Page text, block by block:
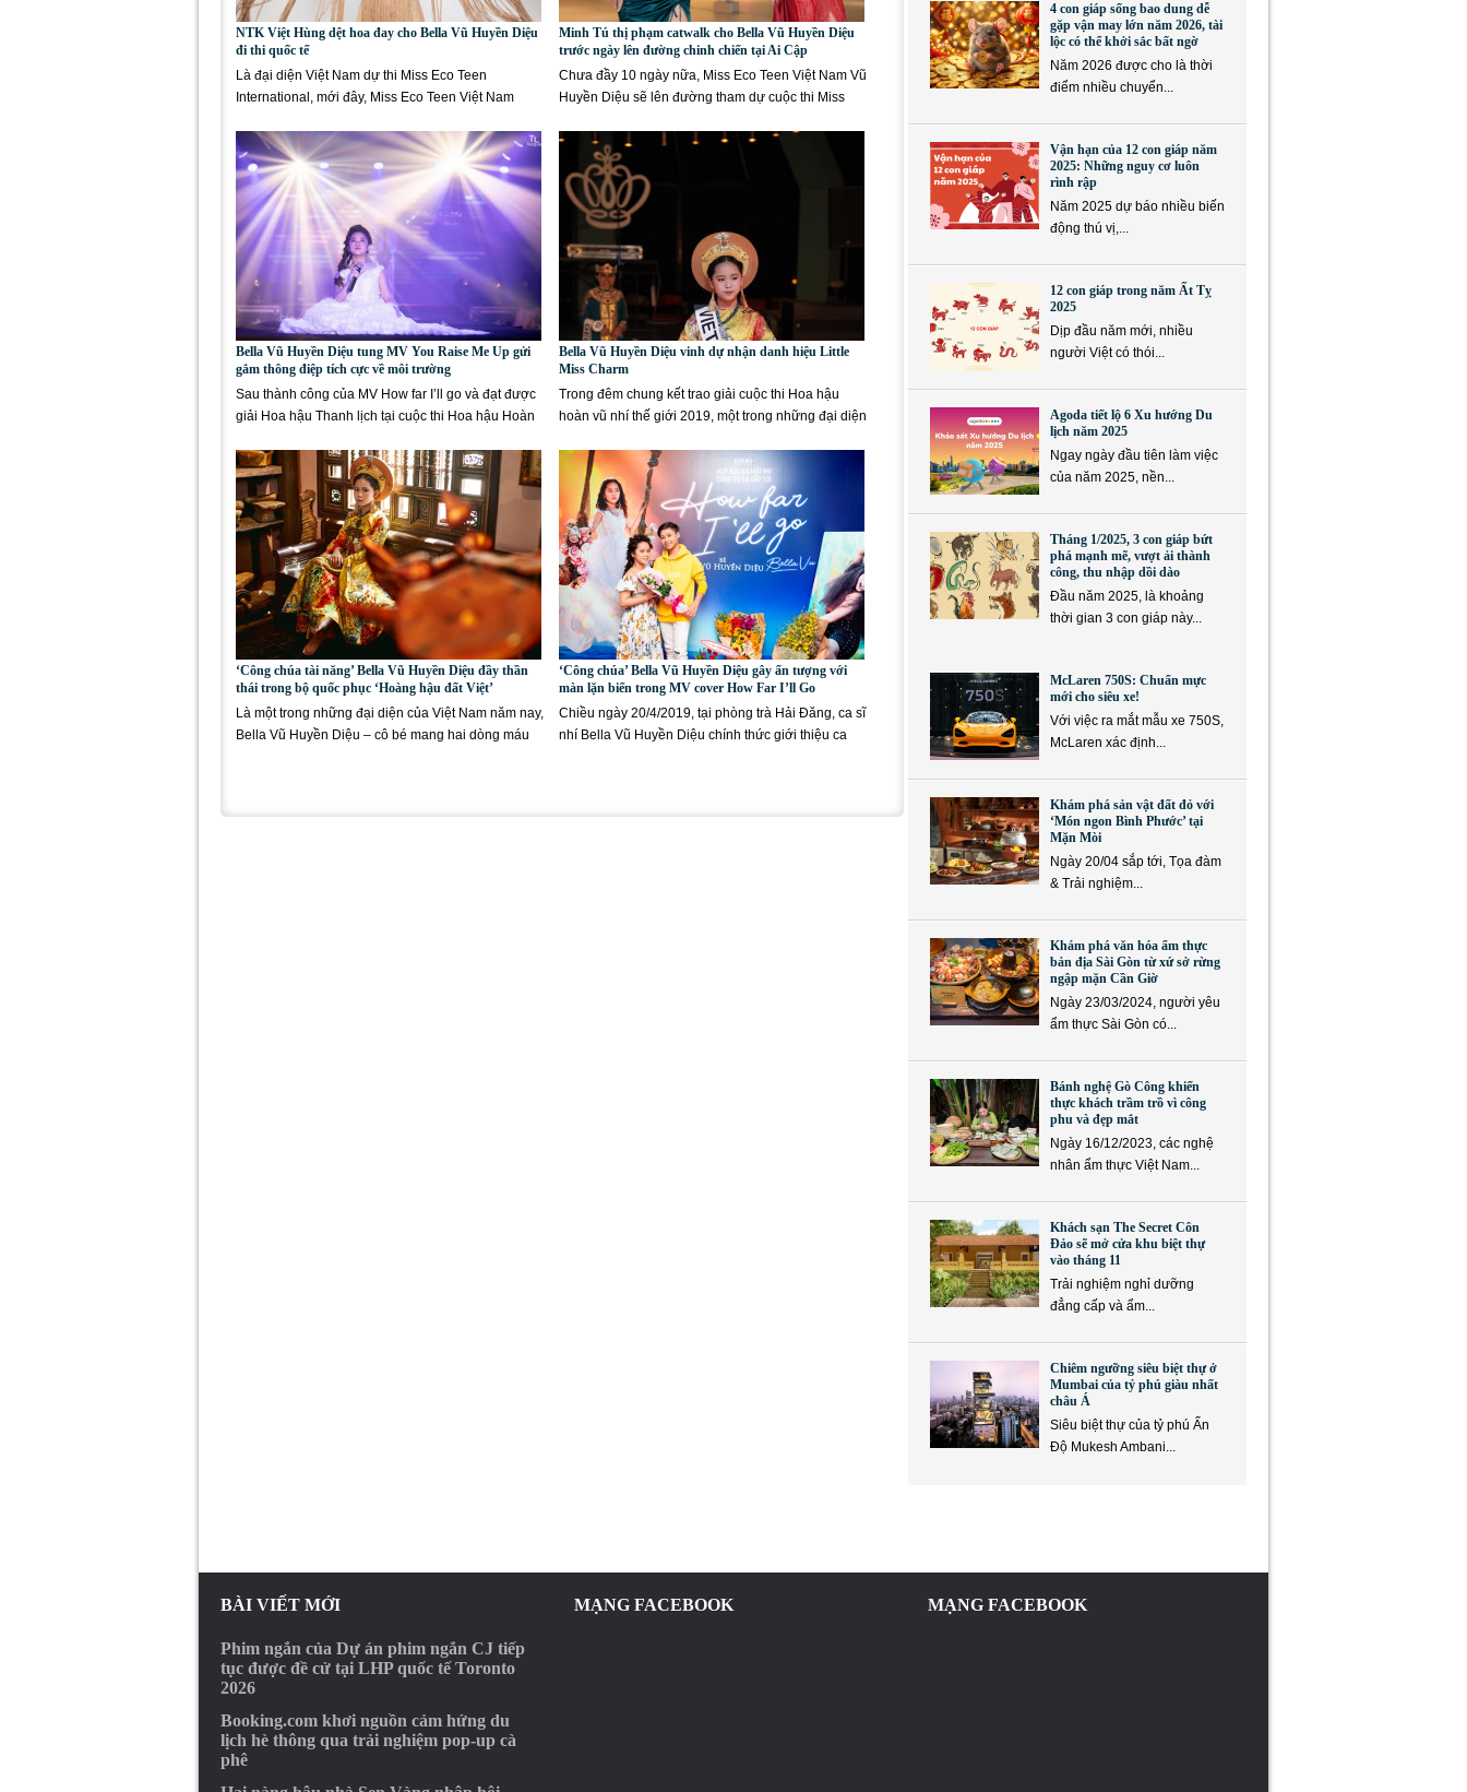
NTK Việt Hùng dệt hoa đay cho Bella Vũ Huyền Diệu
đi thi quốc tế
Là đại diện Việt Nam dự thi Miss Eco Teen
International, mới đây, Miss Eco Teen Việt Nam
Minh Tú thị phạm catwalk cho Bella Vũ Huyền Diệu
trước ngày lên đường chinh chiến tại Ai Cập
Chưa đầy 10 ngày nữa, Miss Eco Teen Việt Nam Vũ
Huyền Diệu sẽ lên đường tham dự cuộc thi Miss
Bella Vũ Huyền Diệu tung MV You Raise Me Up gửi
gắm thông điệp tích cực về môi trường
Sau thành công của MV How far I’ll go và đạt được
giải Hoa hậu Thanh lịch tại cuộc thi Hoa hậu Hoàn
Bella Vũ Huyền Diệu vinh dự nhận danh hiệu Little
Miss Charm
Trong đêm chung kết trao giải cuộc thi Hoa hậu
hoàn vũ nhí thế giới 2019, một trong những đại diện
‘Công chúa tài năng’ Bella Vũ Huyền Diệu đầy thần
thái trong bộ quốc phục ‘Hoàng hậu đất Việt’
Là một trong những đại diện của Việt Nam năm nay,
Bella Vũ Huyền Diệu – cô bé mang hai dòng máu
‘Công chúa’ Bella Vũ Huyền Diệu gây ấn tượng với
màn lặn biển trong MV cover How Far I’ll Go
Chiều ngày 20/4/2019, tại phòng trà Hải Đăng, ca sĩ
nhí Bella Vũ Huyền Diệu chính thức giới thiệu ca
4 con giáp sống bao dung dễ
gặp vận may lớn năm 2026, tài
lộc có thể khởi sắc bất ngờ
Năm 2026 được cho là thời
điểm nhiều chuyển...
Vận hạn của 12 con giáp năm
2025: Những nguy cơ luôn
rình rập
Năm 2025 dự báo nhiều biến
động thú vị,...
12 con giáp trong năm Ất Tỵ
2025
Dịp đầu năm mới, nhiều
người Việt có thói...
Agoda tiết lộ 6 Xu hướng Du
lịch năm 2025
Ngay ngày đầu tiên làm việc
của năm 2025, nền...
Tháng 1/2025, 3 con giáp bứt
phá mạnh mẽ, vượt ải thành
công, thu nhập dồi dào
Đầu năm 2025, là khoảng
thời gian 3 con giáp này...
McLaren 750S: Chuẩn mực
mới cho siêu xe!
Với việc ra mắt mẫu xe 750S,
McLaren xác định...
Khám phá sản vật đất đỏ với
‘Món ngon Bình Phước’ tại
Mặn Mòi
Ngày 20/04 sắp tới, Tọa đàm
& Trải nghiệm...
Khám phá văn hóa ẩm thực
bản địa Sài Gòn từ xứ sở rừng
ngập mặn Cần Giờ
Ngày 23/03/2024, người yêu
ẩm thực Sài Gòn có...
Bánh nghệ Gò Công khiến
thực khách trầm trồ vì công
phu và đẹp mắt
Ngày 16/12/2023, các nghệ
nhân ẩm thực Việt Nam...
Khách sạn The Secret Côn
Đảo sẽ mở cửa khu biệt thự
vào tháng 11
Trải nghiệm nghỉ dưỡng
đẳng cấp và ẩm...
Chiêm ngưỡng siêu biệt thự ở
Mumbai của tỷ phú giàu nhất
châu Á
Siêu biệt thự của tỷ phú Ấn
Độ Mukesh Ambani...
BÀI VIẾT MỚI
Phim ngắn của Dự án phim ngắn CJ tiếp
tục được đề cử tại LHP quốc tế Toronto
2026
Booking.com khơi nguồn cảm hứng du
lịch hè thông qua trải nghiệm pop-up cà
phê
MẠNG FACEBOOK MẠNG FACEBOOK